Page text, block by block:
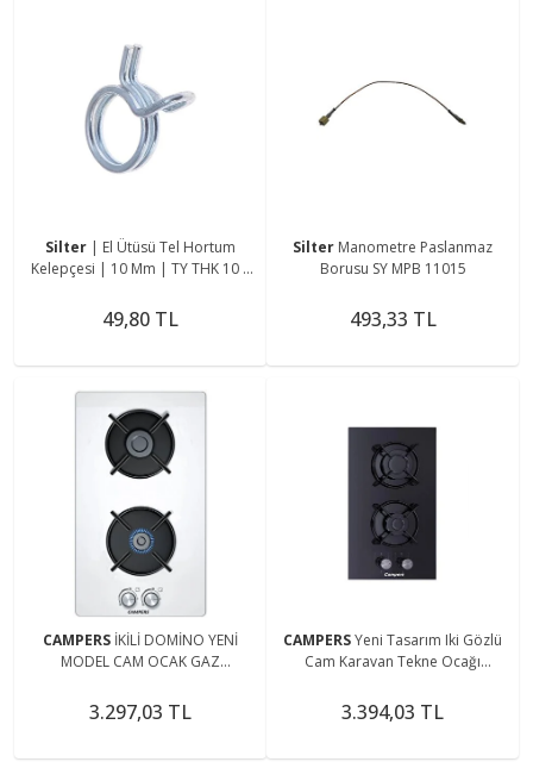
Silter | El Ütüsü Tel Hortum
Kelepçesi | 10 Mm | TY THK 10 |
Sıkıştırmada Kulla
49,80 TL
Silter Manometre Paslanmaz
Borusu SY MPB 11015
493,33 TL
CAMPERS İKİLİ DOMİNO YENİ
MODEL CAM OCAK GAZ
3.297,03 TL
CAMPERSYeni Tasarım Iki Gözlü
Cam Karavan Tekne Ocağı
3.394,03 TL